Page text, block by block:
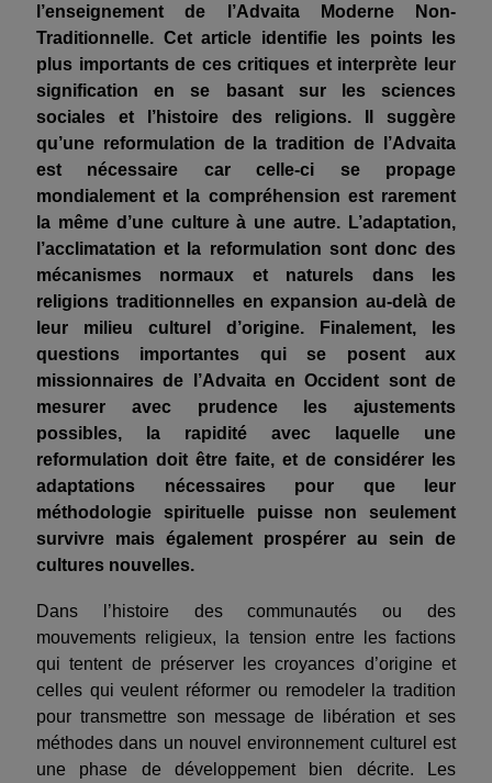
l’enseignement de l’Advaita Moderne Non-
Traditionnelle. Cet article identifie les points les
plus importants de ces critiques et interprète leur
signification en se basant sur les sciences
sociales et l’histoire des religions. Il suggère
qu’une reformulation de la tradition de l’Advaita
est nécessaire car celle-ci se propage
mondialement et la compréhension est rarement
la même d’une culture à une autre. L’adaptation,
l’acclimatation et la reformulation sont donc des
mécanismes normaux et naturels dans les
religions traditionnelles en expansion au-delà de
leur milieu culturel d’origine. Finalement, les
questions importantes qui se posent aux
missionnaires de l’Advaita en Occident sont de
mesurer avec prudence les ajustements
possibles, la rapidité avec laquelle une
reformulation doit être faite, et de considérer les
adaptations nécessaires pour que leur
méthodologie spirituelle puisse non seulement
survivre mais également prospérer au sein de
cultures nouvelles.
Dans l’histoire des communautés ou des
mouvements religieux, la tension entre les factions
qui tentent de préserver les croyances d’origine et
celles qui veulent réformer ou remodeler la tradition
pour transmettre son message de libération et ses
méthodes dans un nouvel environnement culturel est
une phase de développement bien décrite. Les